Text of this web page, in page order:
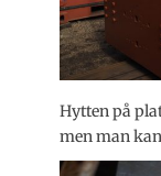
Hytten på
men man